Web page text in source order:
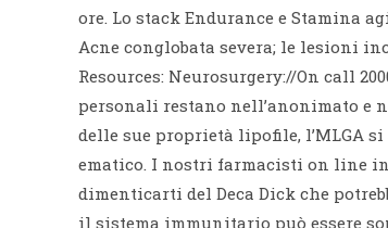
ore. Lo stack Endurance e Stamina
Acne conglobata severa; le lesioni
Resources: Neurosurgery://On call
personali restano nell’anonimato e
delle sue proprietà lipofile, l’MLGA
ematico. I nostri farmacisti on line
dimenticarti del Deca Dick che
il sistema immunitario può essere